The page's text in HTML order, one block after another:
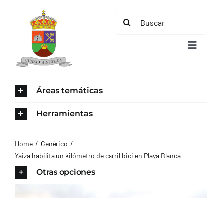
contenido
Buscar:
Toggle
AYUNTAMIENTO
Áreas temáticas
Herramientas
Home
Genérico
Yaiza habilita un kilómetro de carril bici en Playa Blanca
Otras opciones